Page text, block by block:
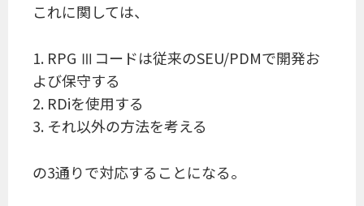
これに関しては、
1. RPG Ⅲコードは従来のSEU/PDMで開発お
よび保守する
2. RDiを使用する
3. それ以外の方法を考える
の3通りで対応することになる。